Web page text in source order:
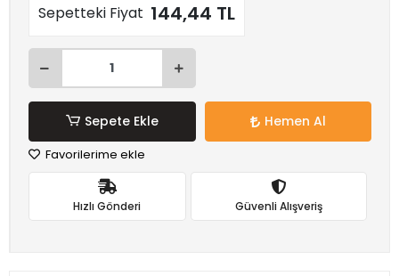
Sepetteki Fiyat 144,44 TL
Sepete Ekle Hemen Al
Favorilerime ekle
Hızlı Gönderi Güvenli Alışveriş